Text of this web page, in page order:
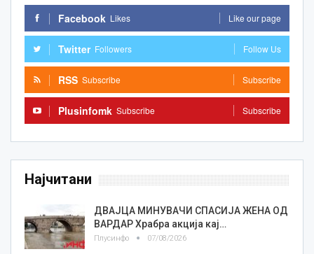
Facebook Likes Like our page
Twitter Followers Follow Us
RSS Subscribe Subscribe
Plusinfomk Subscribe Subscribe
Најчитани
ДВАЈЦА МИНУВАЧИ СПАСИЈА ЖЕНА ОД
ВАРДАР Храбра акција кај…
Плусинфо 07/08/2026